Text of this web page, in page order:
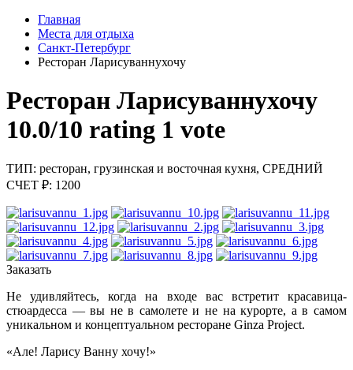
Главная
Места для отдыха
Санкт-Петербург
Ресторан Ларисуваннухочу
Ресторан Ларисуваннухочу
10.0/10 rating 1 vote
ТИП: ресторан, грузинская и восточная кухня, СРЕДНИЙ
СЧЕТ ₽: 1200
Заказать
Не удивляйтесь, когда на входе вас встретит красавица-
стюардесса — вы не в самолете и не на курорте, а в самом
уникальном и концептуальном ресторане Ginza Project.
«Але! Ларису Ванну хочу!»